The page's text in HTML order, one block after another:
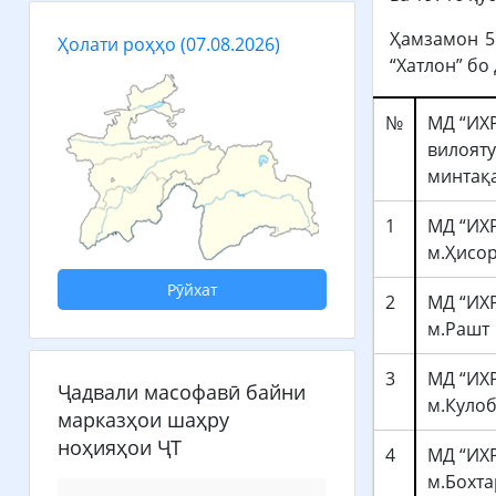
Ҳолати роҳҳо (07.08.2026)
Рӯйхат
Ҷадвали масофавӣ байни
марказҳои шаҳру
ноҳияҳои ҶТ
Ҳамзамон 5
“Хатлон”
№
МД
вилояту
1
МД
2
МД
м.Рашт
3
МД
м.Кулоб
4
МД